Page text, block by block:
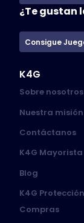
¿Te gustan
Consigue
K4G
Sobre nosotros
Nuestra misión
Contáctanos
K4G Mayorista
Blog
K4G
Compras